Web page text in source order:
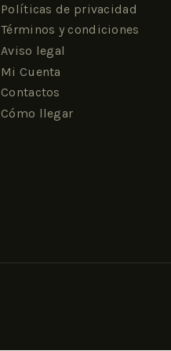
Políticas de privacidad
Términos y condiciones
Aviso legal
Mi Cuenta
Contactos
Cómo llegar